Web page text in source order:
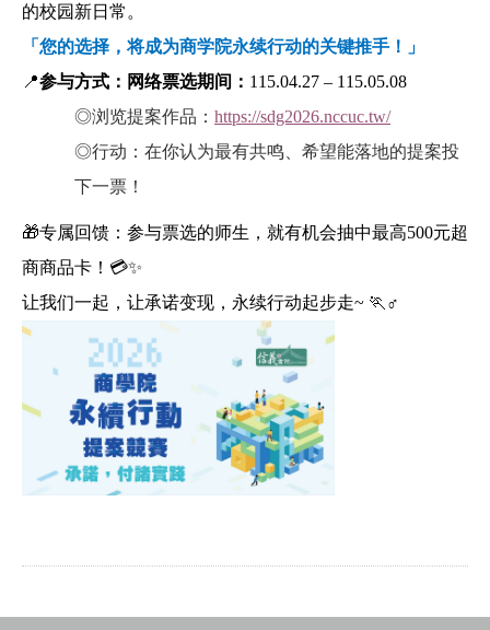
的校园新日常。
「您的选择，将成为商学院永续行动的关键推手！」
📍参与方式：网络票选期间： 115.04.27 – 115.05.08
◎浏览提案作品： https://sdg2026.nccuc.tw/
◎行动：在你认为最有共鸣、希望能落地的提案投
下一票！
🎁专属回馈：参与票选的师生，就有机会抽中最高500元超
商商品卡！ 💳✨
让我们一起，让承诺变现，永续行动起步走~ 🏃‍ ♂️